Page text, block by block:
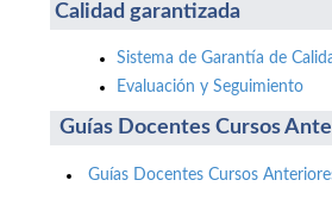
Calidad garantizada
Sistema de Garantía de
Evaluación y Seguimiento
Guías Docentes Cursos
Guías Docentes Cursos